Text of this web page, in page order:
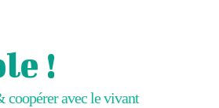
!
coopérer avec le vivant